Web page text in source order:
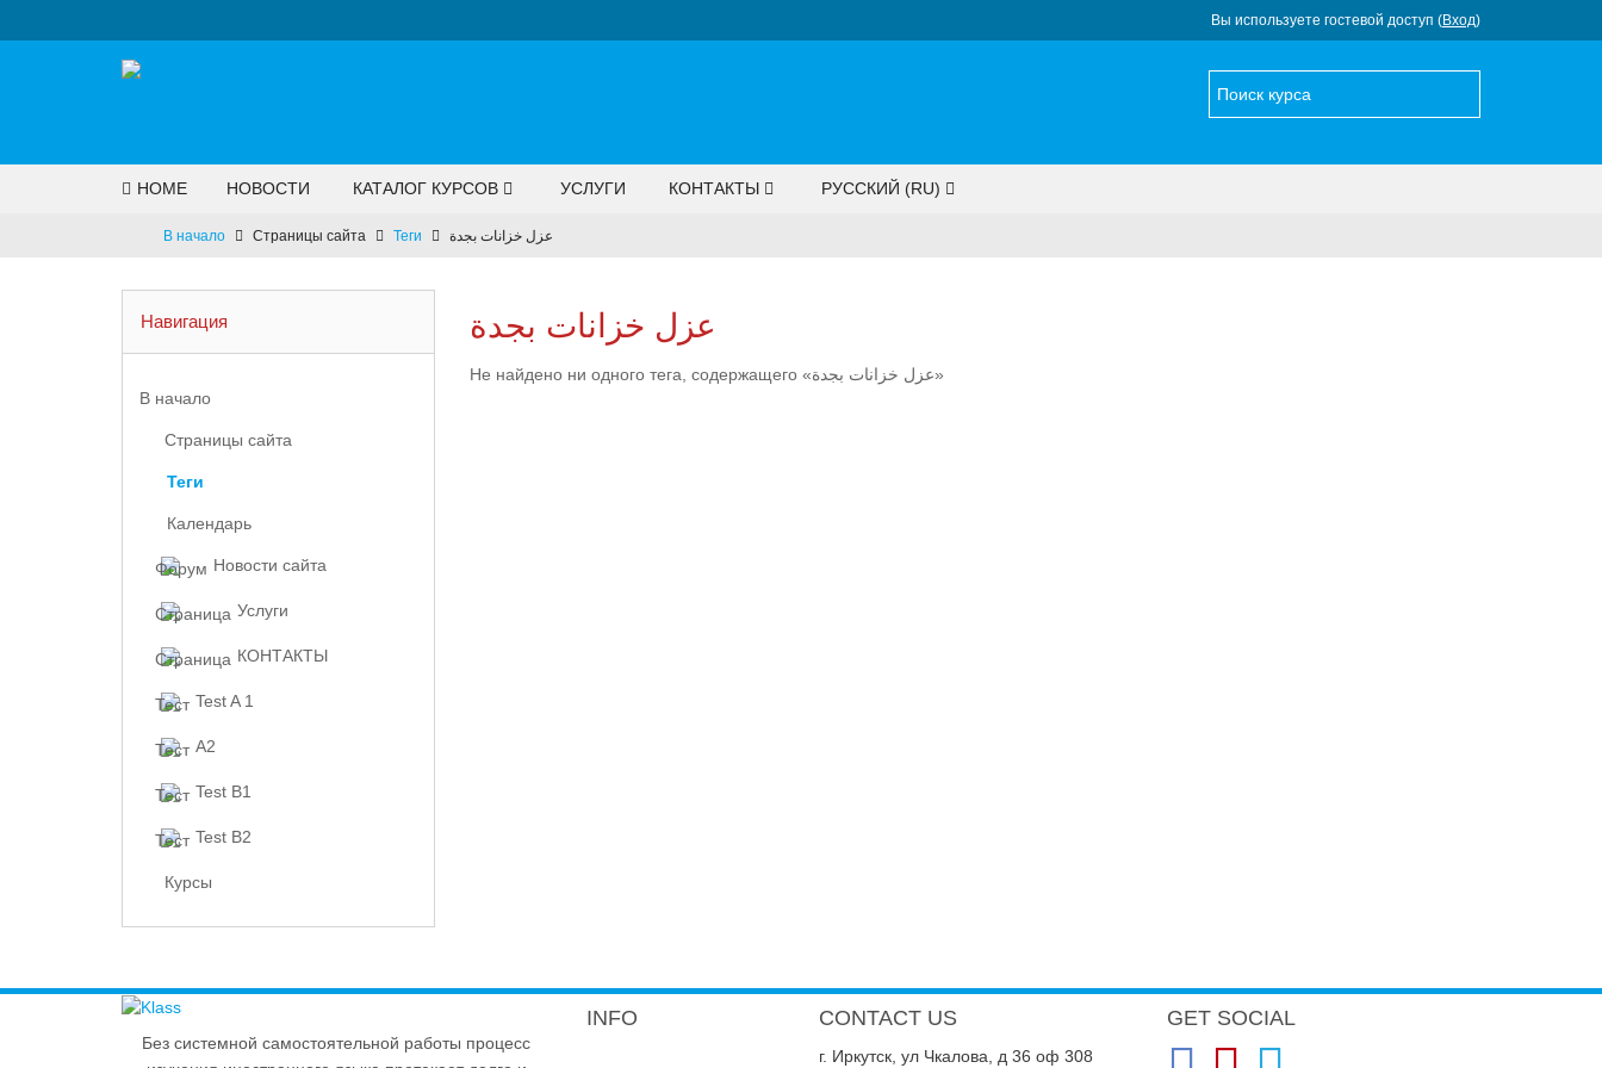
Вы используете гостевой доступ (Вход)
HOME НОВОСТИ КАТАЛОГ КУРСОВ УСЛУГИ КОНТАКТЫ РУССКИЙ ‎(RU)‎
В начало Страницы сайта Теги عزل خزانات بجدة
عزل خزانات بجدة
Не найдено ни одного тега, содержащего «عزل خزانات بجدة»
Навигация
В начало
Страницы сайта
Теги
Календарь
Новости сайта
Услуги
КОНТАКТЫ
Test A 1
A2
Test B1
Test B2
Курсы
Без системной самостоятельной работы процесс
INFO CONTACT US
г. Иркутск, ул Чкалова, д 36 оф 308
GET SOCIAL